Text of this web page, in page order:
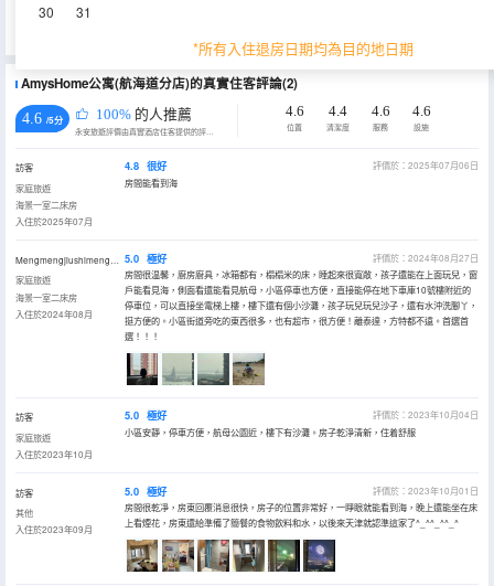
30 31
*所有入住退房日期均為目的地日期
AmysHome公寓(航海道分店)的真實住客評論(2)
4.6 /5分 100% 的人推薦
永安旅遊評價由真實酒店住客提供的評價。
4.6
位置
4.4
清潔度
4.6
服務
4.6
設施
訪客
家庭旅遊
海景一室二床房
入住於2025年07月
4.8 很好
評價於：2025年07月06日
房間能看到海
家庭旅遊
海景一室二床房
入住於2024年08月
5.0 極好
評價於：2024年08月27日
房間很温馨，廚房廚具，冰箱都有，榻榻米的床，睡起來很寬敞，孩子還能在上面玩兒，窗
戶能看見海，側面看還能看見航母，小區停車也方便，直接能停在地下車庫10號樓附近的
停車位，可以直接坐電梯上樓，樓下還有個小沙灘，孩子玩兒玩兒沙子，還有水沖洗腳丫，
挺方便的。小區街道旁吃的東西很多，也有超市，很方便！離泰達，方特都不遠。首選首
選！！！
訪客
家庭旅遊
入住於2023年10月
5.0 極好
評價於：2023年10月04日
小區安靜，停車方便，航母公園近，樓下有沙灘。房子乾淨清新，住着舒服
訪客
其他
入住於2023年09月
5.0 極好
評價於：2023年10月01日
房間很乾凈，房東回覆消息很快，房子的位置非常好，一睜眼就能看到海，晚上還能坐在床
上看煙花，房東還給準備了簡餐的食物飲料和水，以後來天津就認準這家了^_^^_^^_^